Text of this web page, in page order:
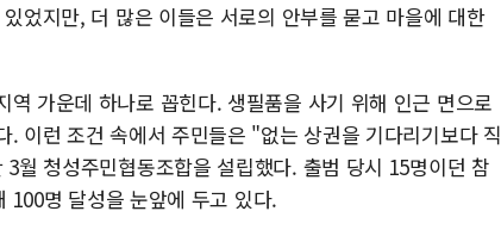
었지만, 더 많은 이들은 서로의 안부를 묻고 마을에 대한
가운데 하나로 꼽힌다. 생필품을 사기 위해 인근 면으로
이런 조건 속에서 주민들은 "없는 상권을 기다리기보다 직
월 청성주민협동조합을 설립했다. 출범 당시 15명이던 참
100명 달성을 눈앞에 두고 있다.